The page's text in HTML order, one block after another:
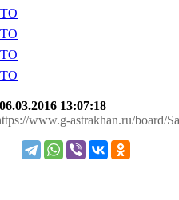
06.03.2016 13:07:18
www.g-astrakhan.ru/board/